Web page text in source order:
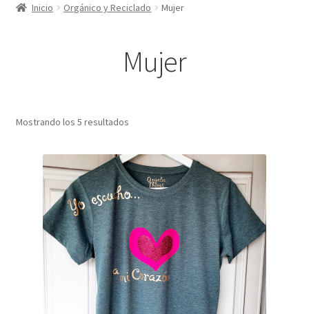
Blog de Ángeles
Inicio Orgánico y Reciclado Mujer
Mujer
Mostrando los 5 resultados